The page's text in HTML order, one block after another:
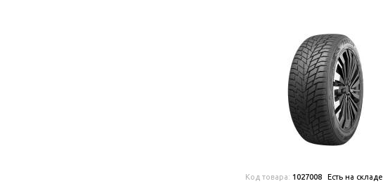
Код товара: 1027008 Есть на складе